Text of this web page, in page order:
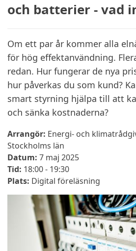
och batterier - vad
Om ett par år kommer alla
för hög effektanvändning.
redan. Hur fungerar de nya
hur påverkas du som kund?
smart styrning hjälpa till att
och sänka kostnaderna?
Arrangör: Energi- och
Stockholms län
Datum: 7 maj 2025
Tid: 18:00 - 19:30
Plats: Digital föreläsning